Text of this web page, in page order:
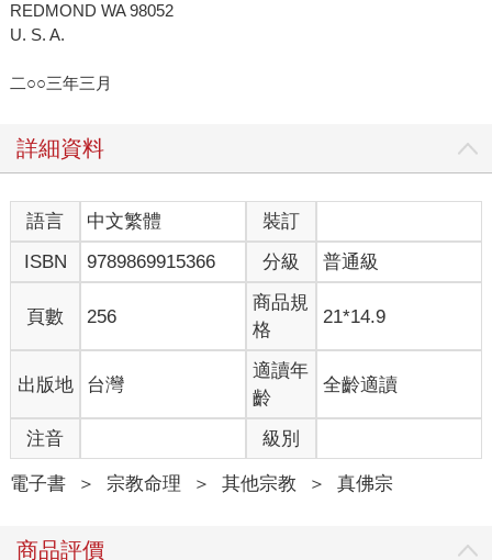
REDMOND WA 98052
U. S. A.
二○○三年三月
詳細資料
語言 中文繁體
裝訂
ISBN
9789869915366 分級 普通級
頁數 256
商品規
格
21*14.9
出版地 台灣
適讀年
齡
全齡適讀
注音 級別
電子書 ＞ 宗教命理 ＞ 其他宗教 ＞ 真佛宗
商品評價